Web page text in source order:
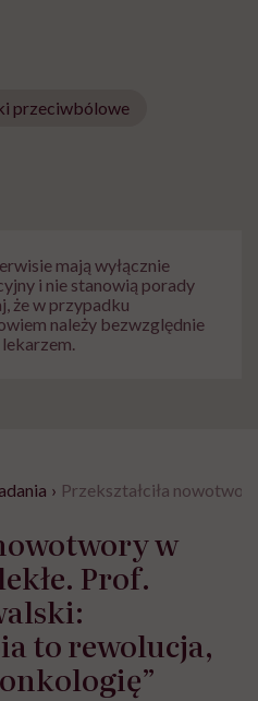
przeciwbólowe
mają wyłącznie
i nie stanowią porady
że w przypadku
należy bezwzględnie
› Przekształciła
w
Prof.
to rewolucja,